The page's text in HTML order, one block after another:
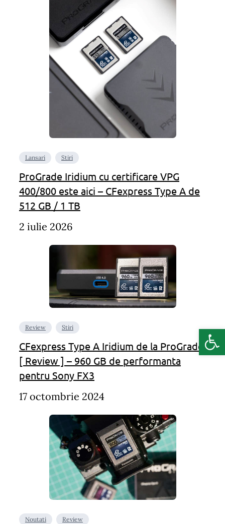
Lansari Stiri
ProGrade Iridium cu certificare VPG
400/800 este aici – CFexpress Type A de
512 GB / 1 TB
2 iulie 2026
Review Stiri
CFexpress Type A Iridium de la ProGrade
[ Review ] – 960 GB de performanta
pentru Sony FX3
17 octombrie 2024
Noutati Review